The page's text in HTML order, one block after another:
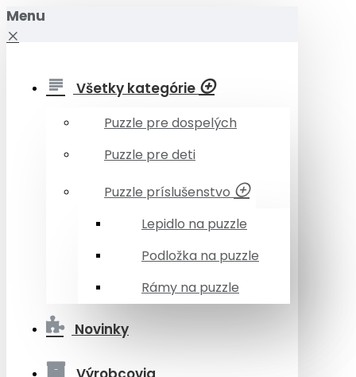
Menu
Všetky kategórie
Puzzle pre dospelých
Puzzle pre deti
Puzzle príslušenstvo
Lepidlo na puzzle
Podložka na puzzle
Rámy na puzzle
Novinky